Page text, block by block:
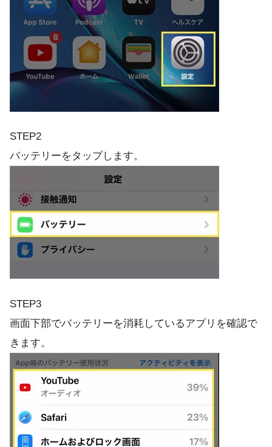
STEP2
バッテリーをタップします。
STEP3
画面下部でバッテリーを消耗しているアプリを確認で
きます。